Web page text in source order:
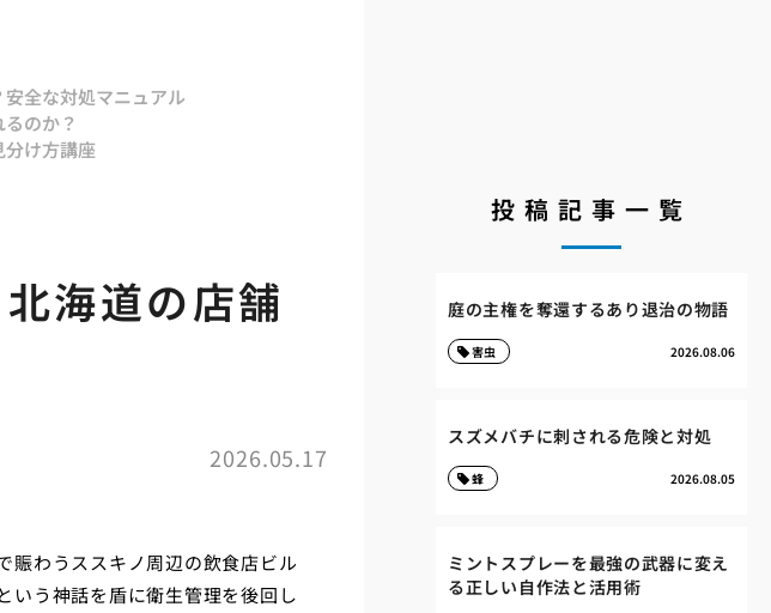
全な対処マニュアル
のか？
分け方講座
海道の店舗
2026.05.17
賑わうススキノ周辺の飲食店ビル
いう神話を盾に衛生管理を後回し
投稿記事一覧
庭の主権を奪還するあり退治の物語
2026.08.06
害虫
スズメバチに刺される危険と対処
2026.08.05
蜂
ミントスプレーを最強の武器に変え
る正しい自作法と活用術